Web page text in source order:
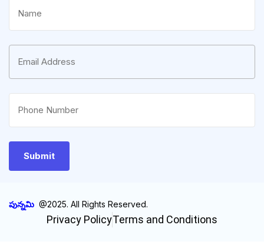
పున్నమి @2025. All Rights Reserved.
Privacy PolicyTerms and Conditions